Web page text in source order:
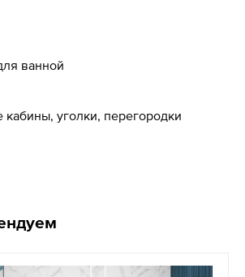
ванной
уголки, перегородки